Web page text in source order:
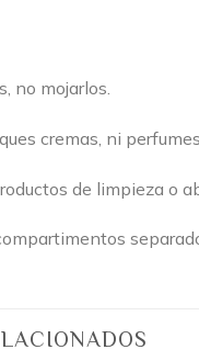
no mojarlos.
cremas, ni perfumes.
de limpieza o